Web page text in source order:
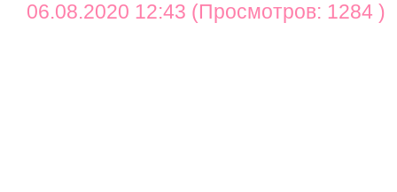
06.08.2020 12:43 (Просмотров: 1284 )